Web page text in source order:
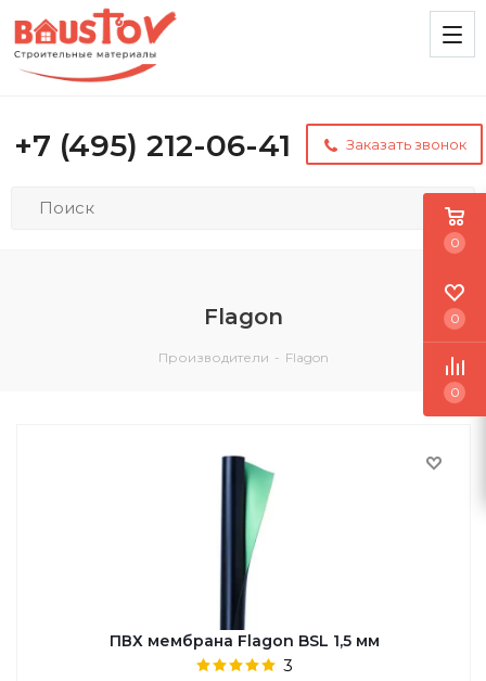
+7 (495) 212-06-41 Заказать звонок
Flagon
Производители - Flagon
ПВХ мембрана Flagon BSL 1,5 мм
3
0
0
0